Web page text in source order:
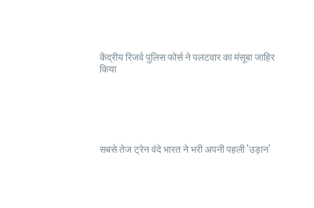
केंद्रीय रिजर्व पुलिस फोर्स ने पलटवार का मंसूबा जाहिर
किया
सबसे तेज ट्रेन वंदे भारत ने भरी अपनी पहली 'उड़ान'